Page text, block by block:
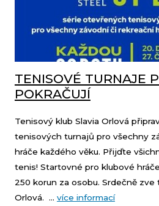
TENISOVÉ TURNAJE
POKRAČUJÍ
Tenisový klub Slavia Orlová
tenisových turnajů pro všechny
hráče každého věku. Přijďte
tenis! Startovné pro klubové
250 korun za osobu. Srdečně zve
Orlová. ... více informací